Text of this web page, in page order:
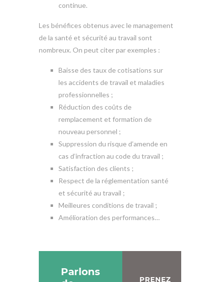
continue.
Les bénéfices obtenus avec le management
de la santé et sécurité au travail sont
nombreux. On peut citer par exemples :
Baisse des taux de cotisations sur
les accidents de travail et maladies
professionnelles ;
Réduction des coûts de
remplacement et formation de
nouveau personnel ;
Suppression du risque d’amende en
cas d’infraction au code du travail ;
Satisfaction des clients ;
Respect de la réglementation santé
et sécurité au travail ;
Meilleures conditions de travail ;
Amélioration des performances…
Parlons
PRENEZ